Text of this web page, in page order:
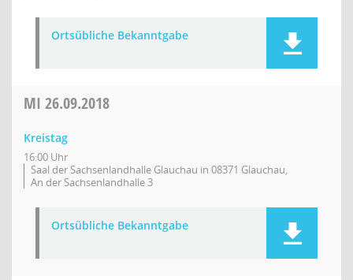
Ortsübliche Bekanntgabe
MI 26.09.2018
Kreistag
16:00 Uhr
Saal der Sachsenlandhalle Glauchau in 08371 Glauchau,
An der Sachsenlandhalle 3
Ortsübliche Bekanntgabe